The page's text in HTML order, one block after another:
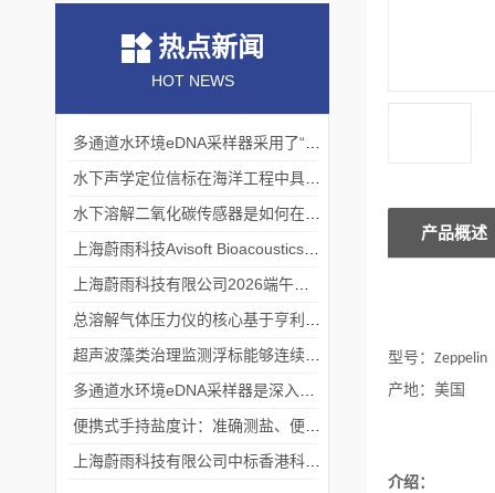
产品概述
型号： Zeppelin
产地：美国
介绍：
热点新闻
HOT NEWS